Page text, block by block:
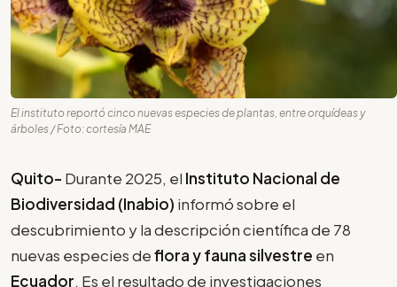
El instituto reportó cinco nuevas especies de plantas, entre orquídeas y
árboles / Foto: cortesía MAE
Quito- Durante 2025, el Instituto Nacional de
Biodiversidad (Inabio) informó sobre el
descubrimiento y la descripción científica de 78
nuevas especies deflora y fauna silvestre en
Ecuador. Es el resultado de investigaciones